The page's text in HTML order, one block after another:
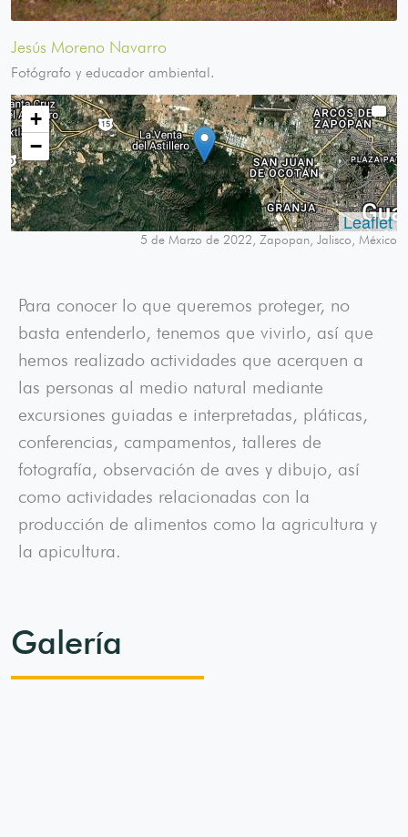
Jesús Moreno Navarro
Fotógrafo y educador ambiental.
+
−
Leaflet
5 de Marzo de 2022, Zapopan, Jalisco, México
Para conocer lo que queremos proteger, no
basta entenderlo, tenemos que vivirlo, así que
hemos realizado actividades que acerquen a
las personas al medio natural mediante
excursiones guiadas e interpretadas, pláticas,
conferencias, campamentos, talleres de
fotografía, observación de aves y dibujo, así
como actividades relacionadas con la
producción de alimentos como la agricultura y
la apicultura.
Galería